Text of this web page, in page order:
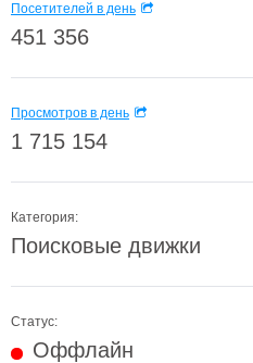
Посетителей в день
451 356
Просмотров в день
1 715 154
Категория:
Поисковые движки
Статус:
Оффлайн